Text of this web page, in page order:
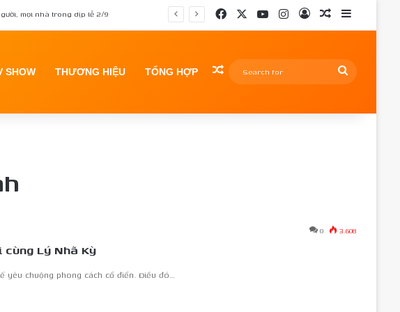
mọi nhà trong dịp lễ 2/9 FacebookYouTubeInstagram
Log InRandom Article
Sidebar
SHOW THƯƠNG HIỆU TỔNG HỢP Random Article
Search
0 3.608
cùng Lý Nhã Kỳ
yêu chuộng phong cách cổ điển. Điều đó…